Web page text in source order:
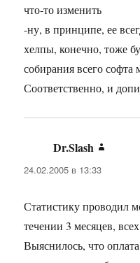
что-то изменить
-ну, в принципе, ее
хелпы, конечно, тоже
собирания всего софта
Соответственно, и
Dr.Slash
24.02.2005 в 13:33
Статистику проводил
течении 3 месяцев,
Выяснилось, что